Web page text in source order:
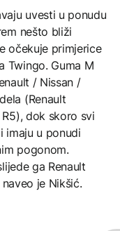
uvesti u ponudu
nešto bliži
očekuje primjerice
Twingo. Guma M
/ Nissan /
(Renault
dok skoro svi
imaju u ponudi
pogonom.
ga Renault
je Nikšić.